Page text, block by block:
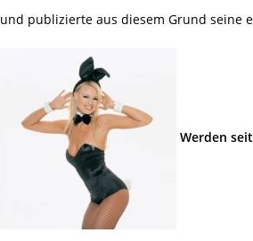
und publizierte aus diesem Grund seine
Werden